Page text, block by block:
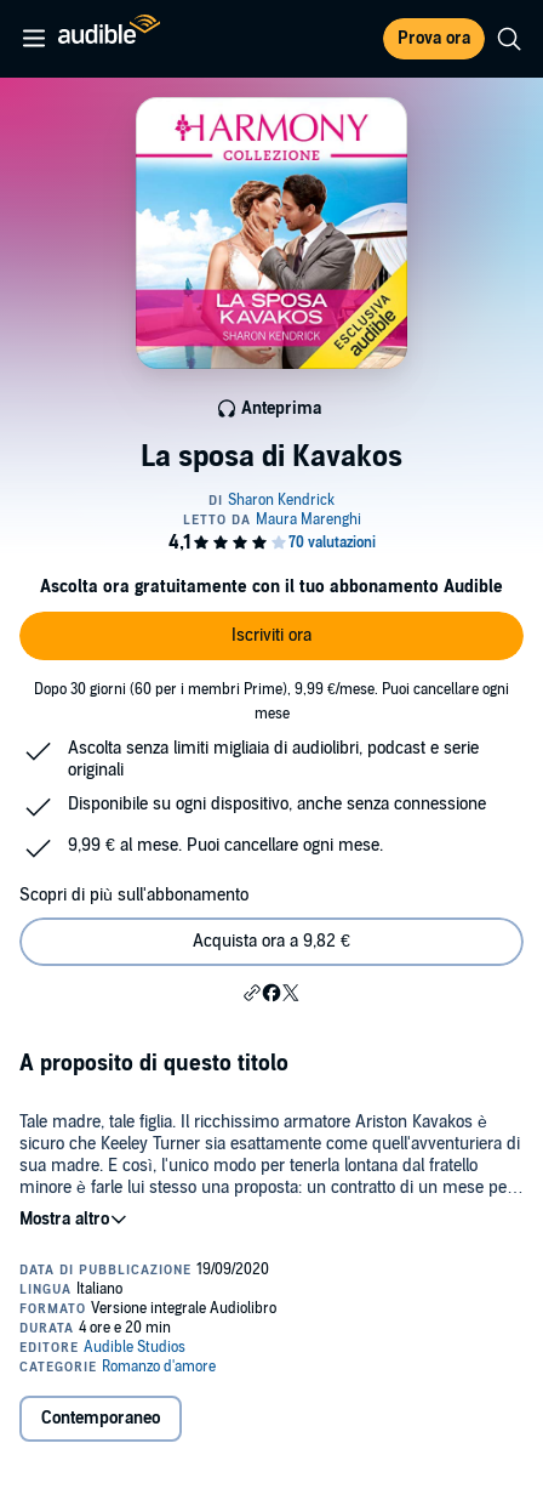
Prova ora
La sposa di Kavakos
Anteprima
Ascolta ora gratuitamente con il tuo abbonamento Audible
Iscriviti ora
Dopo 30 giorni (60 per i membri Prime), 9,99 €/mese. Puoi cancellare ogni
mese
Ascolta senza limiti migliaia di audiolibri, podcast e serie
originali
Disponibile su ogni dispositivo, anche senza connessione
9,99 € al mese. Puoi cancellare ogni mese.
Scopri di più sull'abbonamento
Acquista ora a 9,82 €
A proposito di questo titolo
Tale madre, tale figlia. Il ricchissimo armatore Ariston Kavakos è
sicuro che Keeley Turner sia esattamente come quell'avventuriera di
sua madre. E così, l'unico modo per tenerla lontana dal fratello
minore è farle lui stesso una proposta: un contratto di un mese per
averla al suo servizio sull'isola privata dei Kavakos.
accettare l'offerta di Ariston. Giorno dopo giorno la convivenza con
quell'uomo indebolisce le sue difese, finché una notte cede a quella
lenta seduzione. Ma le conseguenze della propria debolezza non si
fanno attendere: adesso il suo carceriere vuole metterle un anello al
dito.
©2018 Harlequin Books S.A. ITA (P)2020 Audible Studios
Contemporaneo